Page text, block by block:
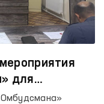
для
учреждений